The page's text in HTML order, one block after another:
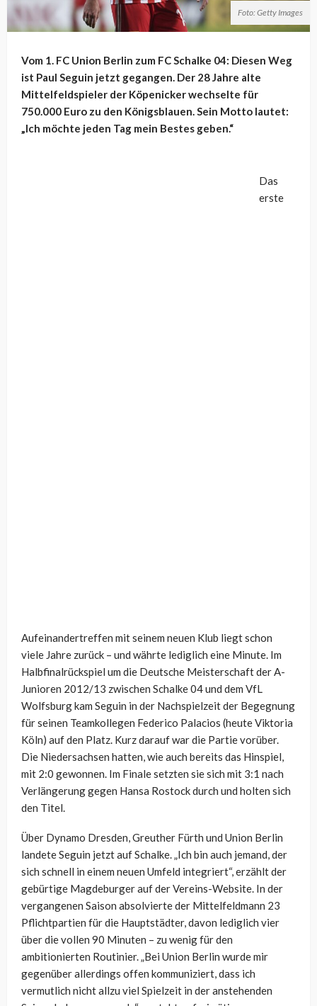
Foto: Getty Images
Vom 1. FC Union Berlin zum FC Schalke 04: Diesen Weg
ist Paul Seguin jetzt gegangen. Der 28 Jahre alte
Mittelfeldspieler der Köpenicker wechselte für
750.000 Euro zu den Königsblauen. Sein Motto lautet:
„Ich möchte jeden Tag mein Bestes geben.“
Das
erste
Aufeinandertreffen mit seinem neuen Klub liegt schon
viele Jahre zurück – und währte lediglich eine Minute. Im
Halbfinalrückspiel um die Deutsche Meisterschaft der A-
Junioren 2012/13 zwischen Schalke 04 und dem VfL
Wolfsburg kam Seguin in der Nachspielzeit der Begegnung
für seinen Teamkollegen Federico Palacios (heute Viktoria
Köln) auf den Platz. Kurz darauf war die Partie vorüber.
Die Niedersachsen hatten, wie auch bereits das Hinspiel,
mit 2:0 gewonnen. Im Finale setzten sie sich mit 3:1 nach
Verlängerung gegen Hansa Rostock durch und holten sich
den Titel.
Über Dynamo Dresden, Greuther Fürth und Union Berlin
landete Seguin jetzt auf Schalke. „Ich bin auch jemand, der
sich schnell in einem neuen Umfeld integriert“, erzählt der
gebürtige Magdeburger auf der Vereins-Website. In der
vergangenen Saison absolvierte der Mittelfeldmann 23
Pflichtpartien für die Hauptstädter, davon lediglich vier
über die vollen 90 Minuten – zu wenig für den
ambitionierten Routinier. „Bei Union Berlin wurde mir
gegenüber allerdings offen kommuniziert, dass ich
vermutlich nicht allzu viel Spielzeit in der anstehenden